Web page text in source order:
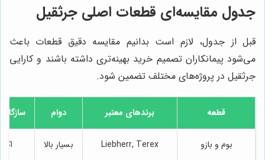
جدول مقایسه‌ای قطعات اصلی جرثقیل
قبل از جدول، لازم است بدانیم مقایسه دقیق قطعات باعث
می‌شود پیمانکاران تصمیم خرید بهینه‌تری داشته باشند و کارایی
جرثقیل در پروژه‌های مختلف تضمین شود.
قطعه برندهای معتبر دوام
بوم و بازو Liebherr, Terex بسیار بالا